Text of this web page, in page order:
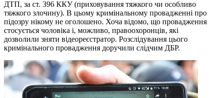
ДТП, за ст. 396 ККУ (приховування тяжкого чи особливо
тяжкого злочину). В цьому кримінальному провадженні про
підозру нікому не оголошено. Хоча відомо, що провадження
стосується чоловіка і, можливо, правоохоронців, які
дозволили зняти відеореєстратор. Розслідування цього
кримінального провадження доручили слідчим ДБР.